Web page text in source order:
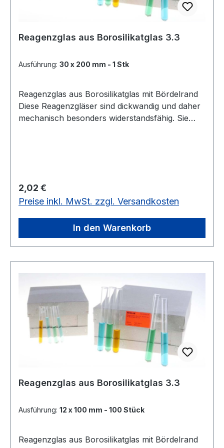
Reagenzglas aus Borosilikatglas 3.3
Ausführung: 30 x 200 mm - 1 Stk
Reagenzglas aus Borosilikatglas mit Bördelrand
Diese Reagenzgläser sind dickwandig und daher
mechanisch besonders widerstandsfähig. Sie
Regulärer Preis:
2,02 €
Preise inkl. MwSt. zzgl. Versandkosten
In den Warenkorb
Reagenzglas aus Borosilikatglas 3.3
Ausführung: 12 x 100 mm - 100 Stück
Reagenzglas aus Borosilikatglas mit Bördelrand